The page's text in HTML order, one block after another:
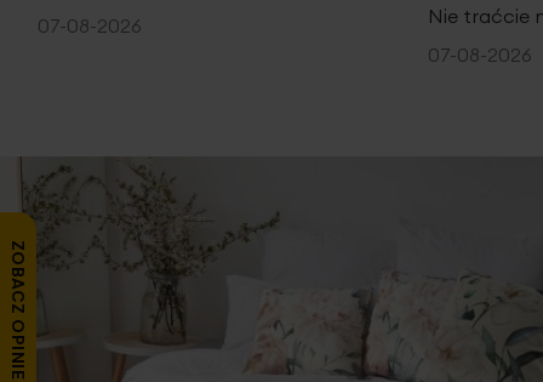
07-08-2026
Nie traćcie
07-08-2026
ZOBACZ OPINIE